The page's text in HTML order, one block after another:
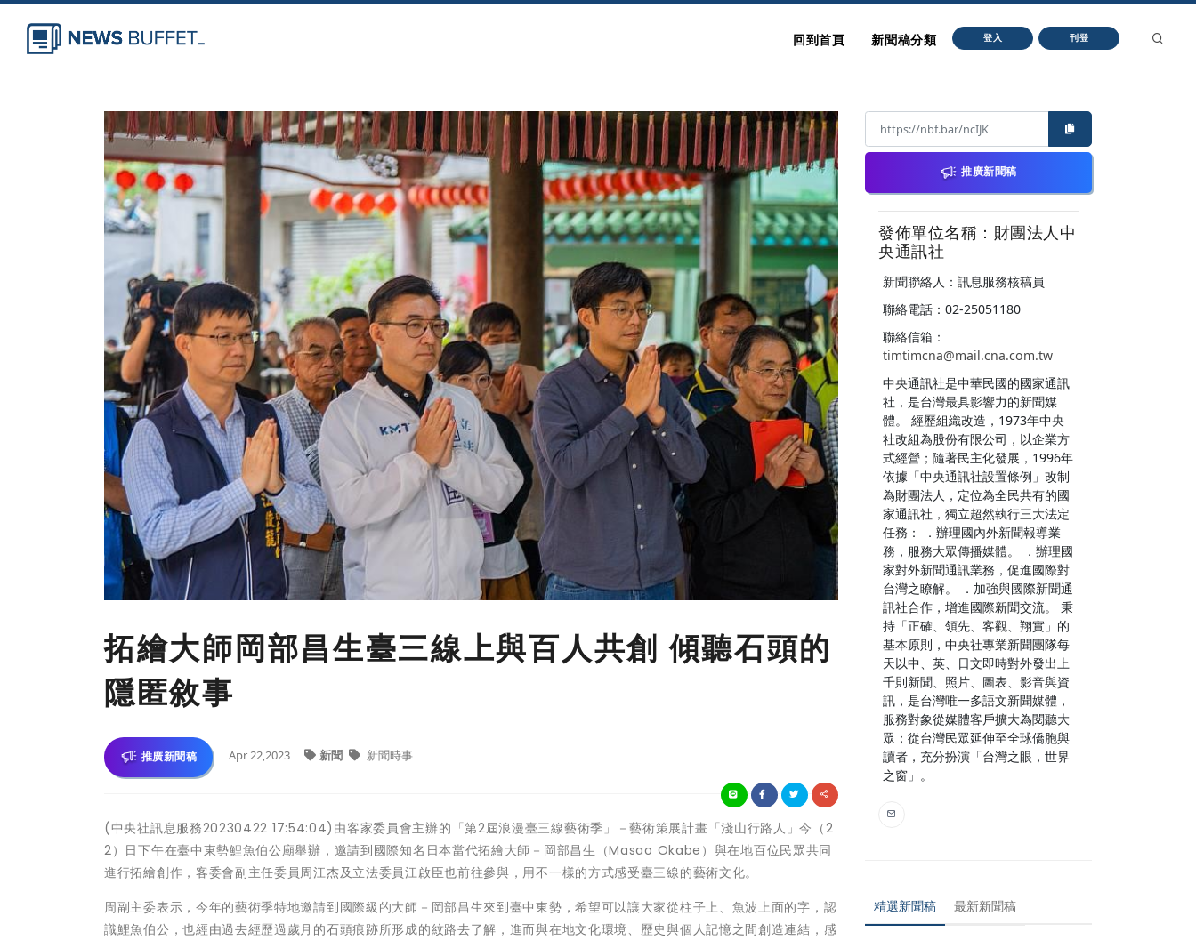
回到首頁 新聞稿分類 登入 刊登
拓繪大師岡部昌生臺三線上與百人共創 傾聽石頭的
隱匿敘事
推廣新聞稿 Apr 22,2023 新聞 新聞時事
(中央社訊息服務20230422 17:54:04)由客家委員會主辦的「第2屆浪漫臺三線藝術季」－藝術策展計畫「淺山行路人」今（2
2）日下午在臺中東勢鯉魚伯公廟舉辦，邀請到國際知名日本當代拓繪大師－岡部昌生（Masao Okabe）與在地百位民眾共同
進行拓繪創作，客委會副主任委員周江杰及立法委員江啟臣也前往參與，用不一樣的方式感受臺三線的藝術文化。
周副主委表示，今年的藝術季特地邀請到國際級的大師－岡部昌生來到臺中東勢，希望可以讓大家從柱子上、魚波上面的字，認
識鯉魚伯公，也經由過去經歷過歲月的石頭痕跡所形成的紋路去了解，進而與在地文化環境、歷史與個人記憶之間創造連結，感
推廣新聞稿
發佈單位名稱：財團法人中
央通訊社
新聞聯絡人：訊息服務核稿員
聯絡電話：02-25051180
聯絡信箱：
timtimcna@mail.cna.com.tw
中央通訊社是中華民國的國家通訊
社，是台灣最具影響力的新聞媒
體。 經歷組織改造，1973年中央
社改組為股份有限公司，以企業方
式經營；隨著民主化發展，1996年
依據「中央通訊社設置條例」改制
為財團法人，定位為全民共有的國
家通訊社，獨立超然執行三大法定
任務： ．辦理國內外新聞報導業
務，服務大眾傳播媒體。 ．辦理國
家對外新聞通訊業務，促進國際對
台灣之瞭解。 ．加強與國際新聞通
訊社合作，增進國際新聞交流。 秉
持「正確、領先、客觀、翔實」的
基本原則，中央社專業新聞團隊每
天以中、英、日文即時對外發出上
千則新聞、照片、圖表、影音與資
訊，是台灣唯一多語文新聞媒體，
服務對象從媒體客戶擴大為閱聽大
眾；從台灣民眾延伸至全球僑胞與
讀者，充分扮演「台灣之眼，世界
之窗」。
精選新聞稿 最新新聞稿